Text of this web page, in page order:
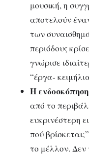
μουσική, η
αποτελούν
των
περιόδους
γνώρισε
“έργα-
Η
από το
ευκρινέστερη
πού
το μέλλον. Δεν